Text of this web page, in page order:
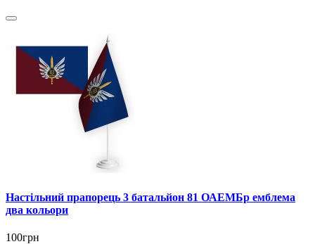
Настільний прапорець 3 батальйон 81 ОАЕМБр емблема
два кольори
100грн